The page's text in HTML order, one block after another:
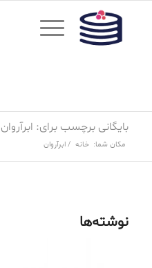
بایگانی برچسب برای: ابرآروان
مکان شما: خانه / ابرآروان
نوشته‌ها